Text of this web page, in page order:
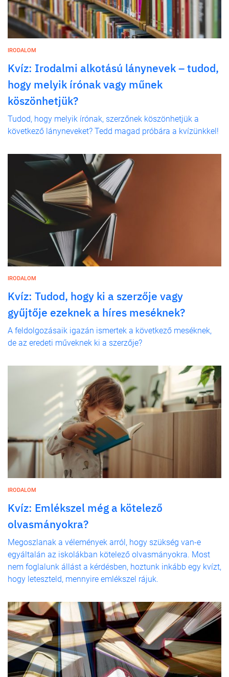
IRODALOM
Kvíz: Irodalmi alkotású lánynevek – tudod,
hogy melyik írónak vagy műnek
köszönhetjük?
Tudod, hogy melyik írónak, szerzőnek köszönhetjük a
következő lányneveket? Tedd magad próbára a kvízünkkel!
IRODALOM
Kvíz: Tudod, hogy ki a szerzője vagy
gyűjtője ezeknek a híres meséknek?
A feldolgozásaik igazán ismertek a következő meséknek,
de az eredeti műveknek ki a szerzője?
IRODALOM
Kvíz: Emlékszel még a kötelező
olvasmányokra?
Megoszlanak a vélemények arról, hogy szükség van-e
egyáltalán az iskolákban kötelező olvasmányokra. Most
nem foglalunk állást a kérdésben, hoztunk inkább egy kvízt,
hogy leteszteld, mennyire emlékszel rájuk.